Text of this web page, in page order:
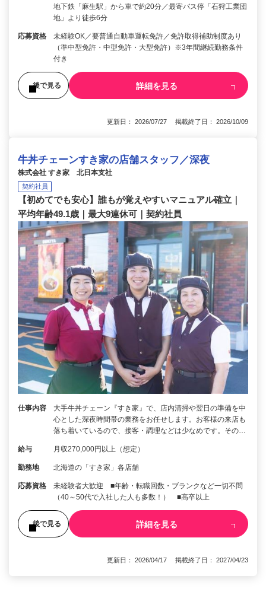
地下鉄「麻生駅」から車で約20分／最寄バス停「石狩工業団
地」より徒歩6分
応募資格
未経験OK／要普通自動車運転免許／免許取得補助制度あり
（準中型免許・中型免許・大型免許）※3年間継続勤務条件
付き
後で見る 詳細を見る
更新日： 2026/07/27 掲載終了日： 2026/10/09
牛丼チェーンすき家の店舗スタッフ／深夜
株式会社 すき家 北日本支社
契約社員
【初めてでも安心】誰もが覚えやすいマニュアル確立｜
平均年齢49.1歳｜最大9連休可｜契約社員
仕事内容
大手牛丼チェーン『すき家』で、店内清掃や翌日の準備を中
心とした深夜時間帯の業務をお任せします。お客様の来店も
落ち着いているので、接客・調理などは少なめです。その…
給与 月収270,000円以上（想定）
勤務地 北海道の「すき家」各店舗
応募資格
未経験者大歓迎 ■年齢・転職回数・ブランクなど一切不問
（40～50代で入社した人も多数！） ■高卒以上
後で見る 詳細を見る
更新日： 2026/04/17 掲載終了日： 2027/04/23